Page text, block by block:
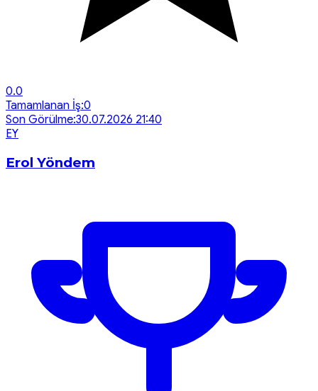
0.0
Tamamlanan İş:0
Son Görülme:30.07.2026 21:40
EY
Erol Yöndem